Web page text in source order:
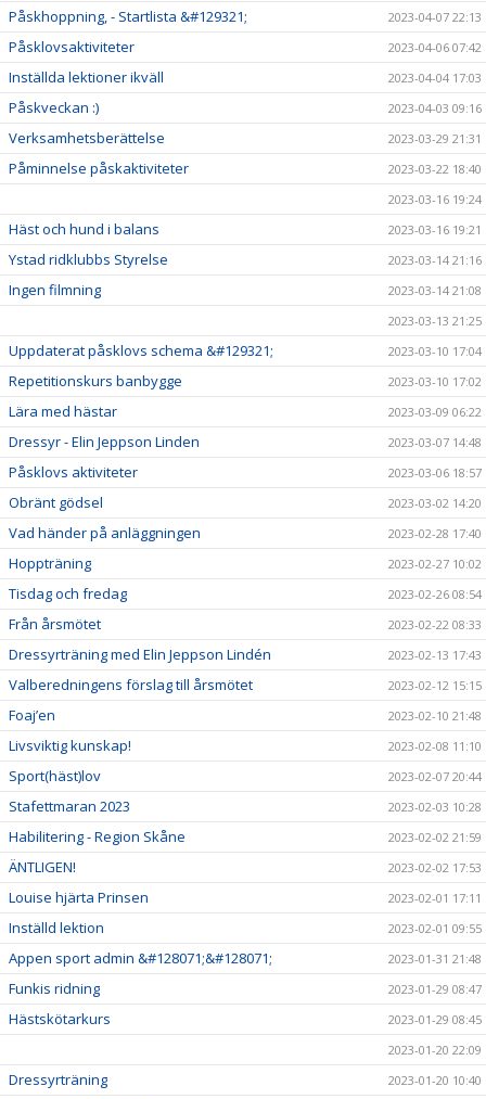
Påskhoppning, - Startlista &#129321; 2023-04-07 22:13
Påsklovsaktiviteter 2023-04-06 07:42
Inställda lektioner ikväll 2023-04-04 17:03
Påskveckan :) 2023-04-03 09:16
Verksamhetsberättelse 2023-03-29 21:31
Påminnelse påskaktiviteter
2023-03-22 18:40
2023-03-16 19:24
Häst och hund i balans 2023-03-16 19:21
Ystad ridklubbs Styrelse 2023-03-14 21:16
Ingen filmning
2023-03-14 21:08
2023-03-13 21:25
Uppdaterat påsklovs schema &#129321; 2023-03-10 17:04
Repetitionskurs banbygge 2023-03-10 17:02
Lära med hästar 2023-03-09 06:22
Dressyr - Elin Jeppson Linden 2023-03-07 14:48
Påsklovs aktiviteter 2023-03-06 18:57
Obränt gödsel 2023-03-02 14:20
Vad händer på anläggningen 2023-02-28 17:40
Hoppträning 2023-02-27 10:02
Tisdag och fredag 2023-02-26 08:54
Från årsmötet 2023-02-22 08:33
Dressyrträning med Elin Jeppson Lindén 2023-02-13 17:43
Valberedningens förslag till årsmötet 2023-02-12 15:15
Foaj’en 2023-02-10 21:48
Livsviktig kunskap! 2023-02-08 11:10
Sport(häst)lov 2023-02-07 20:44
Stafettmaran 2023 2023-02-03 10:28
Habilitering - Region Skåne 2023-02-02 21:59
ÄNTLIGEN! 2023-02-02 17:53
Louise hjärta Prinsen 2023-02-01 17:11
Inställd lektion 2023-02-01 09:55
Appen sport admin &#128071;&#128071; 2023-01-31 21:48
Funkis ridning 2023-01-29 08:47
Hästskötarkurs
2023-01-29 08:45
2023-01-20 22:09
Dressyrträning 2023-01-20 10:40